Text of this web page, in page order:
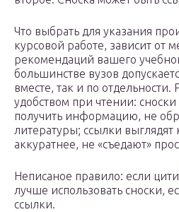
Что выбрать для указания
курсовой работе, зависит от
рекомендаций вашего
большинстве вузов
вместе, так и по отдельности.
удобством при чтении:
получить информацию, не
литературы; ссылки выглядят
аккуратнее, не «съедают»
Неписаное правило: если
лучше использовать сноски,
ссылки.